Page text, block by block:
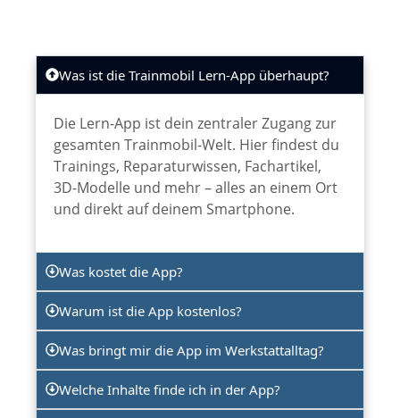
Was ist die Trainmobil Lern-App überhaupt?
Die Lern-App ist dein zentraler Zugang zur
gesamten Trainmobil-Welt. Hier findest du
Trainings, Reparaturwissen, Fachartikel,
3D-Modelle und mehr – alles an einem Ort
und direkt auf deinem Smartphone.
Was kostet die App?
Warum ist die App kostenlos?
Was bringt mir die App im Werkstattalltag?
Welche Inhalte finde ich in der App?